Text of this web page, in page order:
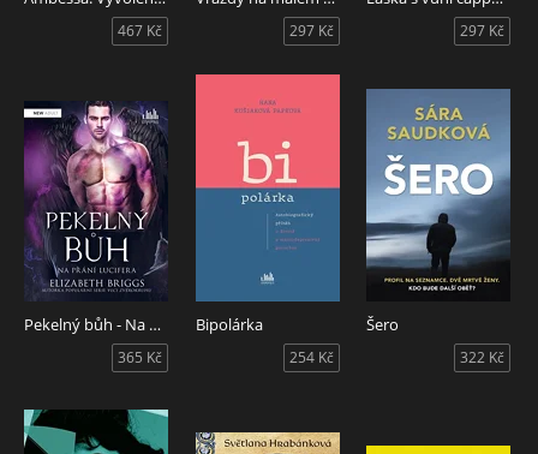
467 Kč 297 Kč 297 Kč
Pekelný bůh - Na přání Lucifera
365 Kč
Bipolárka
254 Kč
Šero
322 Kč